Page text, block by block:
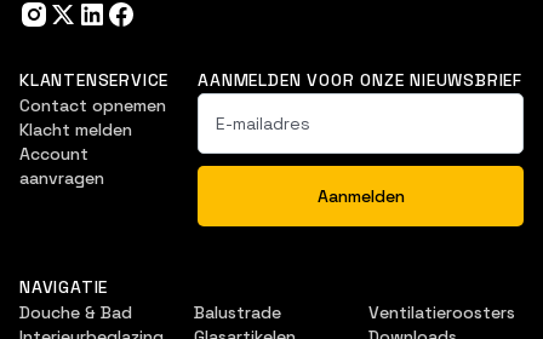
KLANTENSERVICE
Contact opnemen
Klacht melden
Account
aanvragen
AANMELDEN VOOR ONZE NIEUWSBRIEF
NAVIGATIE
Douche & Bad
Balustrade
Ventilatieroosters